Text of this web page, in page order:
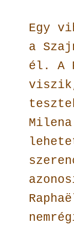
Egy
a
él. A
viszik,